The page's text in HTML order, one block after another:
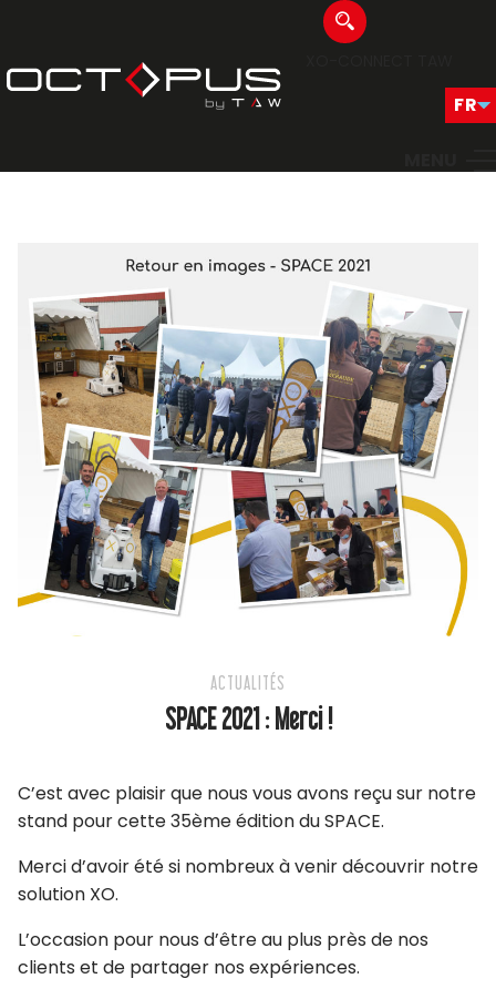
ACTUALITÉS
SPACE 2021 : Merci !
C’est avec plaisir que nous vous avons reçu sur notre
stand pour cette 35ème édition du SPACE.
Merci d’avoir été si nombreux à venir découvrir notre
solution XO.
L’occasion pour nous d’être au plus près de nos
clients et de partager nos expériences.